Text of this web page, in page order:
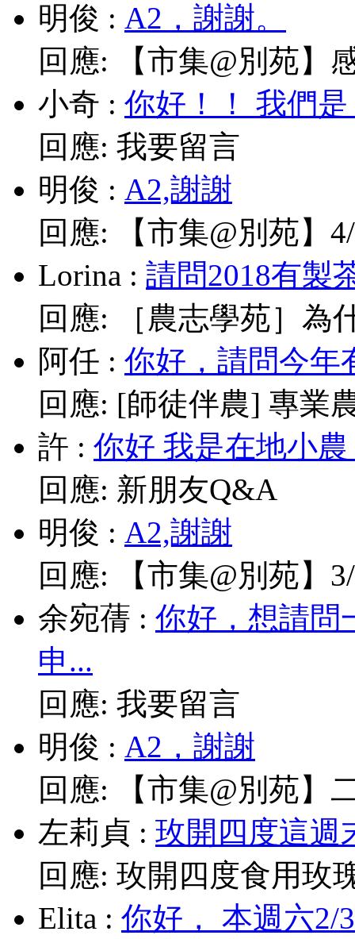
明俊 : A2，謝謝。
回應:
【市集@別苑】
小奇 : 你好！！ 我們
回應: 我要留言
明俊 : A2,謝謝
回應:
【市集@別苑】
Lorina : 請問2018有製
回應:
［農志學苑］為
阿任 : 你好，請問今年
回應: [師徒伴農] 專業
許 : 你好 我是在地小
回應: 新朋友Q&A
明俊 : A2,謝謝
回應:
【市集@別苑】
余宛蒨 : 你好，想請問
申...
回應: 我要留言
明俊 : A2，謝謝
回應:
【市集@別苑】
左莉貞 : 玫開四度這週
回應: 玫開四度食用玫
Elita : 你好， 本週六2/